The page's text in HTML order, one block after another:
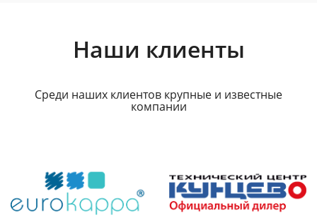
Наши клиенты
Среди наших клиентов крупные и известные
компании